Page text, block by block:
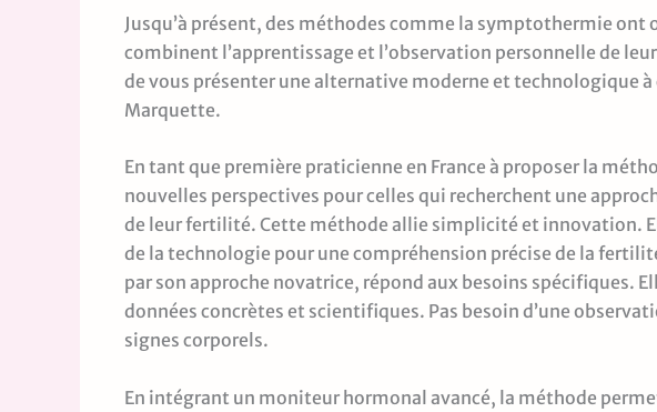
Jusqu’à présent, des méthodes comme la symptothermie ont
combinent l’apprentissage et l’observation personnelle de
de vous présenter une alternative moderne et technologique
Marquette.
En tant que première praticienne en France à proposer la
nouvelles perspectives pour celles qui recherchent une
de leur fertilité. Cette méthode allie simplicité et innovation.
de la technologie pour une compréhension précise de la
par son approche novatrice, répond aux besoins spécifiques.
données concrètes et scientifiques. Pas besoin d’une
signes corporels.
En intégrant un moniteur hormonal avancé, la méthode